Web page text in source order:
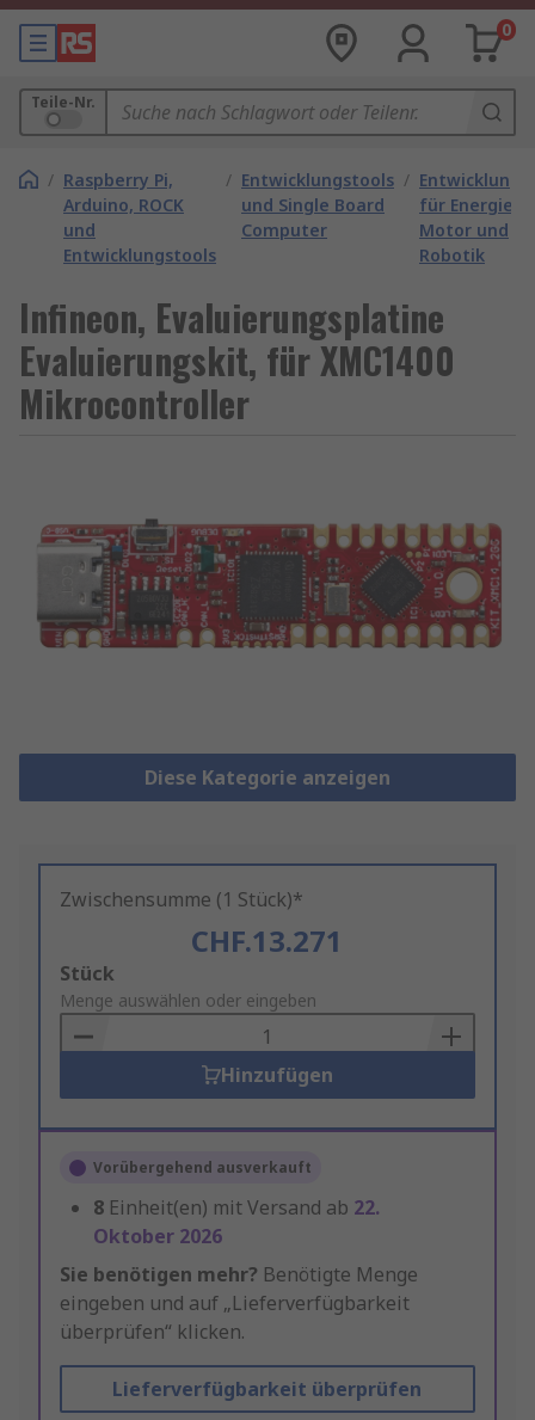
0
Teile-Nr.
/ Raspberry Pi,
Arduino, ROCK
und
Entwicklungstools
/ Entwicklungstools
und Single Board
Computer
/
für Energie,
Motor und
Robotik
Infineon, Evaluierungsplatine
Evaluierungskit, für XMC1400
Mikrocontroller
Diese Kategorie anzeigen
Zwischensumme (1 Stück)*
CHF.13.271
Add
to
Basket
Stück
Menge auswählen oder eingeben
Hinzufügen
Vorübergehend ausverkauft
8 Einheit(en) mit Versand ab 22.
Oktober 2026
Sie benötigen mehr? Benötigte Menge
eingeben und auf „Lieferverfügbarkeit
überprüfen“ klicken.
Lieferverfügbarkeit überprüfen